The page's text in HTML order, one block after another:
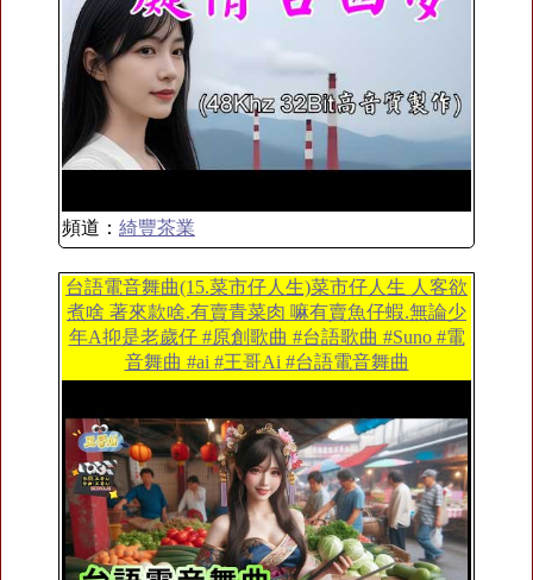
頻道： 綺豐茶業
台語電音舞曲(15.菜市仔人生)菜市仔人生 人客欲
煮啥 著來款啥.有賣青菜肉 嘛有賣魚仔蝦.無論少
年A抑是老歲仔 #原創歌曲 #台語歌曲 #Suno #電
音舞曲 #ai #王哥Ai #台語電音舞曲